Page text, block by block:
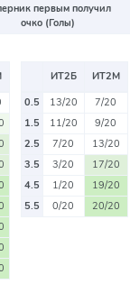
первым получил
очко (Голы)
ИТ2Б
ИТ2М
0.5
13/20
7/20
1.5
11/20
9/20
2.5
7/20
13/20
3.5
3/20
17/20
4.5
1/20
19/20
5.5
0/20 20/20